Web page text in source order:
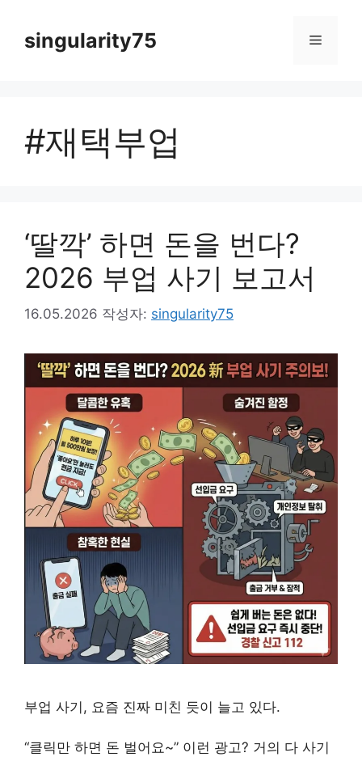
singularity75 메
#재택부업
‘딸깍’ 하면 돈을 번다?
2026 부업 사기 보고서
16.05.2026 작성자: singularity75
부업 사기, 요즘 진짜 미친 듯이 늘고 있다.
“클릭만 하면 돈 벌어요~” 이런 광고? 거의 다 사기